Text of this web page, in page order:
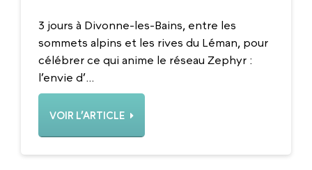
3 jours à Divonne-les-Bains, entre les
sommets alpins et les rives du Léman, pour
célébrer ce qui anime le réseau Zephyr :
l’envie d’...
VOIR L’ARTICLE